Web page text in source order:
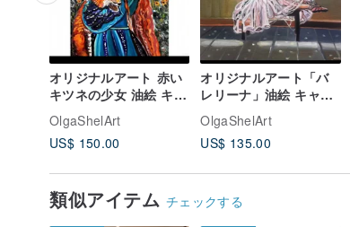
オリジナルアート 赤い
キツネの少女 油絵 キャ
ンバスに油彩
OlgaShelArt
US$ 150.00
オリジナルアート「バ
レリーナ」油絵 キャン
バス画
OlgaShelArt
US$ 135.00
類似アイテム チェックする